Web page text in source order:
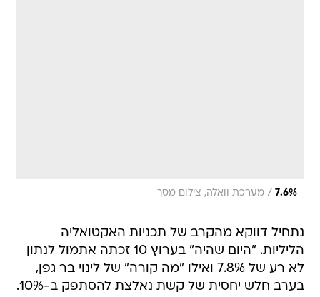
7.6%
/ מערכת וואלה, צילום מסך
נתחיל דווקא מהקרב של תכניות האקטואליה
הליליות. "היום שהיה" בערוץ 10 זכתה אתמול לנתון
לא רע של 7.8% ואילו "מה קורה" של לינוי בר גפן,
בערב חלש יחסית של קשת נאלצת להסתפק ב-10%.